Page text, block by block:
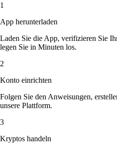
1
App herunterladen
Laden Sie die App, verifizieren Sie
legen Sie in Minuten los.
2
Konto einrichten
Folgen Sie den Anweisungen,
unsere Plattform.
3
Kryptos handeln